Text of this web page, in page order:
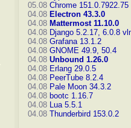
05.08 Chrome 151.0.7922.75
04.08 Electron 43.3.0
04.08 Mattermost 11.10.0
04.08 Django 5.2.17, 6.0.8
04.08 Grafana 13.1.2
04.08 GNOME 49.9, 50.4
04.08 Unbound 1.26.0
04.08 Erlang 29.0.5
04.08 PeerTube 8.2.4
04.08 Pale Moon 34.3.2
04.08 bootc 1.16.7
04.08 Lua 5.5.1
04.08 Thunderbird 153.0.2